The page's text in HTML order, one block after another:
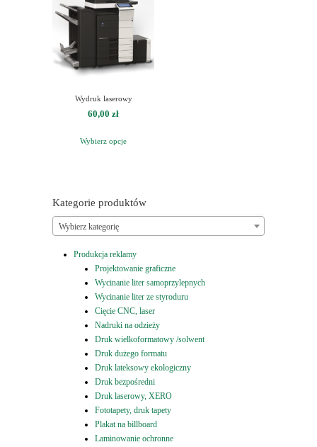
Wydruk laserowy
60,00 zł
Wybierz opcje
Kategorie produktów
Wybierz kategorię
Produkcja reklamy
Projektowanie graficzne
Wycinanie liter samoprzylepnych
Wycinanie liter ze styroduru
Cięcie CNC, laser
Nadruki na odzieży
Druk wielkoformatowy /solwent
Druk dużego formatu
Druk lateksowy ekologiczny
Druk bezpośredni
Druk laserowy, XERO
Fototapety, druk tapety
Plakat na billboard
Laminowanie ochronne